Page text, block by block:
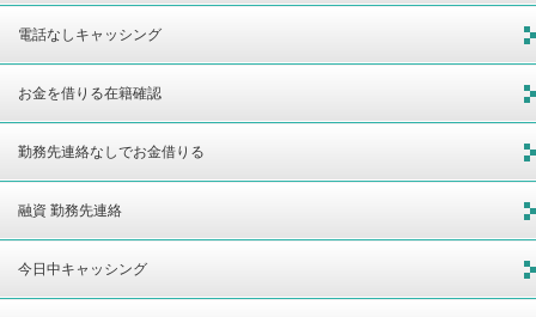
電話なしキャッシング
お金を借りる在籍確認
勤務先連絡なしでお金借りる
融資 勤務先連絡
今日中キャッシング